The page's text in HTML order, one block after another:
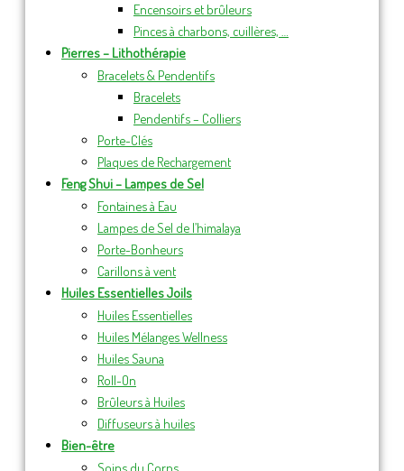
Encensoirs et brûleurs
Pinces à charbons, cuillères, …
Pierres – Lithothérapie
Bracelets & Pendentifs
Bracelets
Pendentifs – Colliers
Porte-Clés
Plaques de Rechargement
Feng Shui – Lampes de Sel
Fontaines à Eau
Lampes de Sel de l’himalaya
Porte-Bonheurs
Carillons à vent
Huiles Essentielles Joils
Huiles Essentielles
Huiles Mélanges Wellness
Huiles Sauna
Roll-On
Brûleurs à Huiles
Diffuseurs à huiles
Bien-être